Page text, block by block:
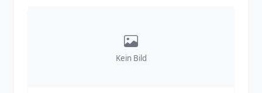
Kein Bild